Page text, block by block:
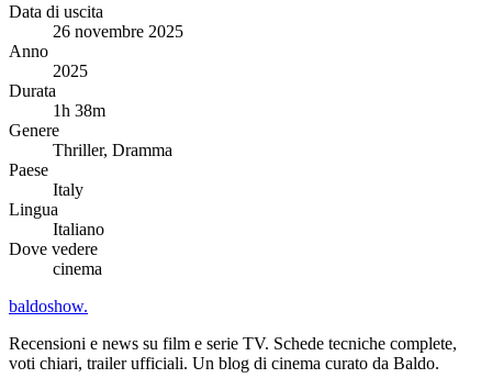
Data di uscita
26 novembre 2025
Anno
2025
Durata
1h 38m
Genere
Thriller, Dramma
Paese
Italy
Lingua
Italiano
Dove vedere
cinema
baldoshow.
Recensioni e news su film e serie TV. Schede tecniche complete,
voti chiari, trailer ufficiali. Un blog di cinema curato da Baldo.